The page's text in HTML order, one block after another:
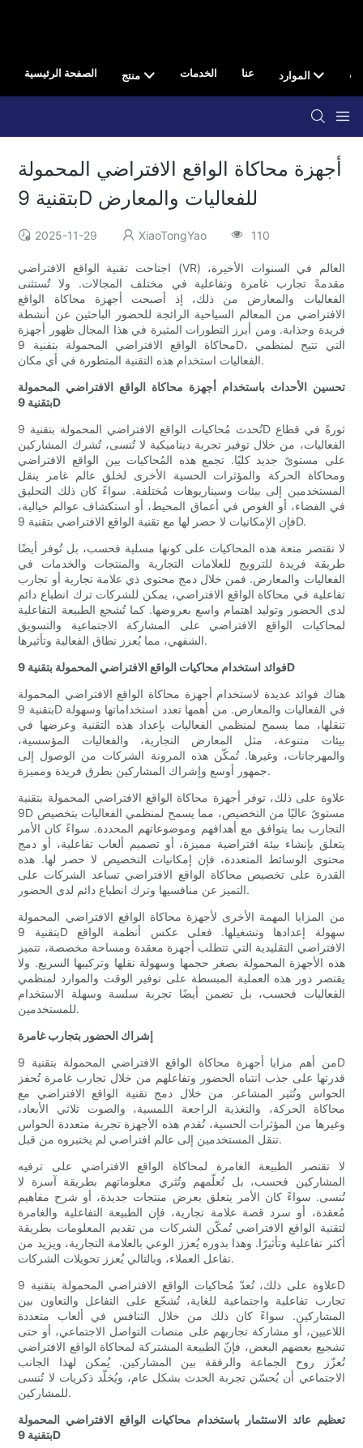
الصفحة الرئيسية منتج الخدمات عنا الموارد
أجهزة محاكاة الواقع الافتراضي المحمولة
بتقنية 9D للفعاليات والمعارض
2025-11-29 XiaoTongYao 110
اجتاحت تقنية الواقع الافتراضي (VR) العالم في السنوات الأخيرة،
مقدمةً تجارب غامرة وتفاعلية في مختلف المجالات. ولا تُستثنى
الفعاليات والمعارض من ذلك، إذ أصبحت أجهزة محاكاة الواقع
الافتراضي من المعالم السياحية الرائجة للحضور الباحثين عن أنشطة
فريدة وجذابة. ومن أبرز التطورات المثيرة في هذا المجال ظهور أجهزة
محاكاة الواقع الافتراضي المحمولة بتقنية 9D، التي تتيح لمنظمي
الفعاليات استخدام هذه التقنية المتطورة في أي مكان.
تحسين الأحداث باستخدام أجهزة محاكاة الواقع الافتراضي المحمولة
بتقنية 9D
تُحدث مُحاكيات الواقع الافتراضي المحمولة بتقنية 9D ثورةً في قطاع
الفعاليات، من خلال توفير تجربة ديناميكية لا تُنسى، تُشرك المشاركين
على مستوىً جديد كليًا. تجمع هذه المُحاكيات بين الواقع الافتراضي
ومحاكاة الحركة والمؤثرات الحسية الأخرى لخلق عالم غامر ينقل
المستخدمين إلى بيئات وسيناريوهات مُختلفة. سواءً كان ذلك التحليق
في الفضاء، أو الغوص في أعماق المحيط، أو استكشاف عوالم خيالية،
فإن الإمكانيات لا حصر لها مع تقنية الواقع الافتراضي بتقنية 9D.
لا تقتصر متعة هذه المحاكيات على كونها مسلية فحسب، بل تُوفر أيضًا
طريقة فريدة للترويج للعلامات التجارية والمنتجات والخدمات في
الفعاليات والمعارض. فمن خلال دمج محتوى ذي علامة تجارية أو تجارب
تفاعلية في محاكاة الواقع الافتراضي، يمكن للشركات ترك انطباع دائم
لدى الحضور وتوليد اهتمام واسع بعروضها. كما تُشجع الطبيعة التفاعلية
لمحاكيات الواقع الافتراضي على المشاركة الاجتماعية والتسويق
الشفهي، مما يُعزز نطاق الفعالية وتأثيرها.
فوائد استخدام محاكيات الواقع الافتراضي المحمولة بتقنية 9D
هناك فوائد عديدة لاستخدام أجهزة محاكاة الواقع الافتراضي المحمولة
بتقنية 9D في الفعاليات والمعارض. من أهمها تعدد استخداماتها وسهولة
تنقلها، مما يسمح لمنظمي الفعاليات بإعداد هذه التقنية وعرضها في
بيئات متنوعة، مثل المعارض التجارية، والفعاليات المؤسسية،
والمهرجانات، وغيرها. تُمكّن هذه المرونة الشركات من الوصول إلى
جمهور أوسع وإشراك المشاركين بطرق فريدة ومميزة.
علاوة على ذلك، توفر أجهزة محاكاة الواقع الافتراضي المحمولة بتقنية
9D مستوىً عاليًا من التخصيص، مما يسمح لمنظمي الفعاليات بتخصيص
التجارب بما يتوافق مع أهدافهم وموضوعاتهم المحددة. سواءً كان الأمر
يتعلق بإنشاء بيئة افتراضية مميزة، أو تصميم ألعاب تفاعلية، أو دمج
محتوى الوسائط المتعددة، فإن إمكانيات التخصيص لا حصر لها. هذه
القدرة على تخصيص محاكاة الواقع الافتراضي تساعد الشركات على
التميز عن منافسيها وترك انطباع دائم لدى الحضور.
من المزايا المهمة الأخرى لأجهزة محاكاة الواقع الافتراضي المحمولة
بتقنية 9D سهولة إعدادها وتشغيلها. فعلى عكس أنظمة الواقع
الافتراضي التقليدية التي تتطلب أجهزة معقدة ومساحة مخصصة، تتميز
هذه الأجهزة المحمولة بصغر حجمها وسهولة نقلها وتركيبها السريع. ولا
يقتصر دور هذه العملية المبسطة على توفير الوقت والموارد لمنظمي
الفعاليات فحسب، بل تضمن أيضًا تجربة سلسة وسهلة الاستخدام
للمستخدمين.
إشراك الحضور بتجارب غامرة
من أهم مزايا أجهزة محاكاة الواقع الافتراضي المحمولة بتقنية 9D
قدرتها على جذب انتباه الحضور وتفاعلهم من خلال تجارب غامرة تُحفز
الحواس وتُثير المشاعر. من خلال دمج تقنية الواقع الافتراضي مع
محاكاة الحركة، والتغذية الراجعة اللمسية، والصوت ثلاثي الأبعاد،
وغيرها من المؤثرات الحسية، تُقدم هذه الأجهزة تجربة متعددة الحواس
تنقل المستخدمين إلى عالم افتراضي لم يختبروه من قبل.
لا تقتصر الطبيعة الغامرة لمحاكاة الواقع الافتراضي على ترفيه
المشاركين فحسب، بل تُعلّمهم وتُثري معلوماتهم بطريقة آسرة لا
تُنسى. سواءً كان الأمر يتعلق بعرض منتجات جديدة، أو شرح مفاهيم
مُعقدة، أو سرد قصة علامة تجارية، فإن الطبيعة التفاعلية والغامرة
لتقنية الواقع الافتراضي تُمكّن الشركات من تقديم المعلومات بطريقة
أكثر تفاعلية وتأثيرًا. وهذا بدوره يُعزز الوعي بالعلامة التجارية، ويزيد من
تفاعل العملاء، وبالتالي يُعزز تحويلات الشركات.
علاوة على ذلك، تُعدّ مُحاكيات الواقع الافتراضي المحمولة بتقنية 9D
تجارب تفاعلية واجتماعية للغاية، تُشجّع على التفاعل والتعاون بين
المشاركين. سواءً كان ذلك من خلال التنافس في ألعاب متعددة
اللاعبين، أو مشاركة تجاربهم على منصات التواصل الاجتماعي، أو حتى
تشجيع بعضهم البعض، فإنّ الطبيعة المشتركة لمحاكاة الواقع الافتراضي
تُعزّز روح الجماعة والرفقة بين المشاركين. يُمكن لهذا الجانب
الاجتماعي أن يُحسّن تجربة الحدث بشكل عام، ويُخلّد ذكريات لا تُنسى
للمشاركين.
تعظيم عائد الاستثمار باستخدام محاكيات الواقع الافتراضي المحمولة
بتقنية 9D